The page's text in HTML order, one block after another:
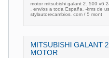
motor mitsubishi galant 2. 500 v6
. envios a toda España. -kms de
stylautorecambios. com / 5 mont
MITSUBISHI GALANT
MOTOR